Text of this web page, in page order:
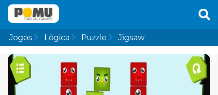
Jogos Lógica Puzzle Jigsaw